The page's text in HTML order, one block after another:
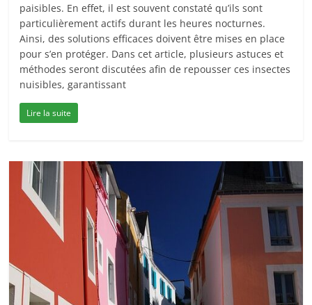
paisibles. En effet, il est souvent constaté qu’ils sont
particulièrement actifs durant les heures nocturnes.
Ainsi, des solutions efficaces doivent être mises en place
pour s’en protéger. Dans cet article, plusieurs astuces et
méthodes seront discutées afin de repousser ces insectes
nuisibles, garantissant
Lire la suite